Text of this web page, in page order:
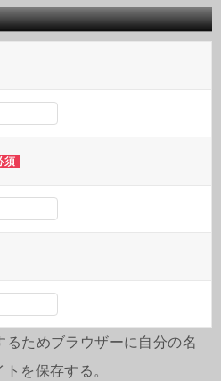
須
るためブラウザーに自分の名
を保存する。